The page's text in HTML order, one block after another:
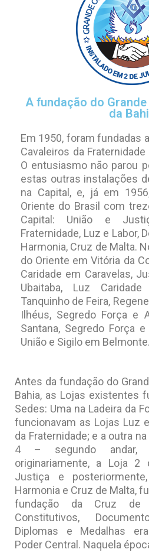
A fundação do
da
Em 1950, foram fundadas
Cavaleiros da
O entusiasmo não parou
estas outras instalações
na Capital, e, já em
Oriente do Brasil com
Capital: União e
Fraternidade, Luz e Labor,
Harmonia, Cruz de Malta.
do Oriente em Vitória da
Caridade em Caravelas,
Ubaitaba, Luz
Tanquinho de Feira,
Ilhéus, Segredo Força e
Santana, Segredo Força
União e Sigilo em Belmonte.
Antes da fundação do
Bahia, as Lojas existentes
Sedes: Uma na Ladeira da
funcionavam as Lojas Luz
da Fraternidade; e a outra
4 – segundo andar,
originariamente, a Loja
Justiça e
Harmonia e Cruz de Malta,
fundação da Cruz de
Constitutivos,
Diplomas e Medalhas
Poder Central. Naquela